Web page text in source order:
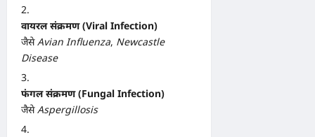
वायरल संक्रमण (Viral Infection)
जैसे Avian Influenza, Newcastle
Disease
फंगल संक्रमण (Fungal Infection)
जैसे Aspergillosis